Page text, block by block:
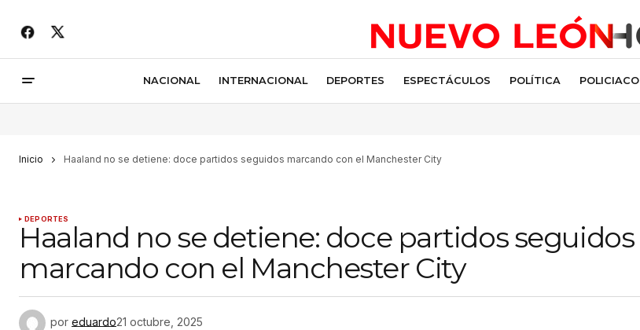
NACIONAL INTERNACIONAL DEPORTES ESPECTÁCULOS POLÍTICA POLICIACO
Inicio Haaland no se detiene: doce partidos seguidos marcando con el Manchester City
DEPORTES
Haaland no se detiene: doce partidos seguidos
marcando con el Manchester City
por eduardo21 octubre, 2025